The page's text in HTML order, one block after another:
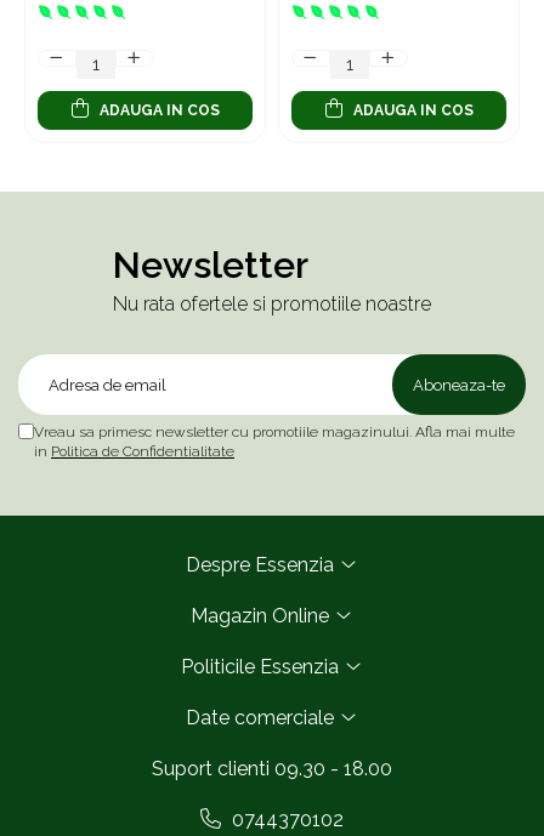
ȘI SISTEMUL URINAR
ADAUGA IN COS ADAUGA IN COS
Newsletter
Nu rata ofertele si promotiile noastre
Vreau sa primesc newsletter cu promotiile magazinului. Afla mai multe
in Politica de Confidentialitate
Despre Essenzia
Magazin Online
Politicile Essenzia
Date comerciale
Suport clienti 09.30 - 18.00
0744370102